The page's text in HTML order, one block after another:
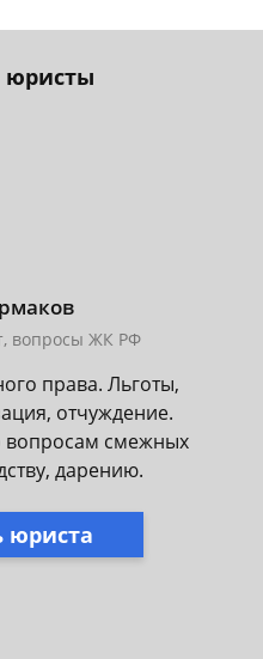
вопросы ЖК РФ
права. Льготы,
отчуждение.
вопросам смежных
дарению.
юриста